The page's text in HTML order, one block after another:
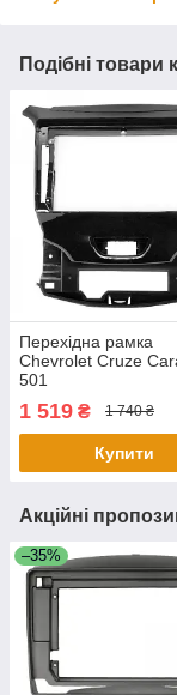
Подібні товари
Перехідна рамка
Chevrolet Cruze
501
1 519 ₴ 1 740 ₴
Купити
Акційні
–35%